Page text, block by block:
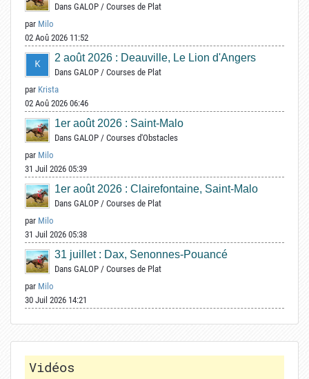
Dans GALOP / Courses de Plat
par Milo
02 Aoû 2026 11:52
2 août 2026 : Deauville, Le Lion d'Angers
Dans GALOP / Courses de Plat
par Krista
02 Aoû 2026 06:46
1er août 2026 : Saint-Malo
Dans GALOP / Courses d'Obstacles
par Milo
31 Juil 2026 05:39
1er août 2026 : Clairefontaine, Saint-Malo
Dans GALOP / Courses de Plat
par Milo
31 Juil 2026 05:38
31 juillet : Dax, Senonnes-Pouancé
Dans GALOP / Courses de Plat
par Milo
30 Juil 2026 14:21
Vidéos